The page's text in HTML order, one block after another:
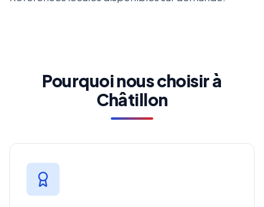
Pourquoi nous choisir à
Châtillon